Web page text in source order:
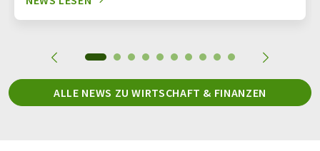
ALLE NEWS ZU WIRTSCHAFT & FINANZEN